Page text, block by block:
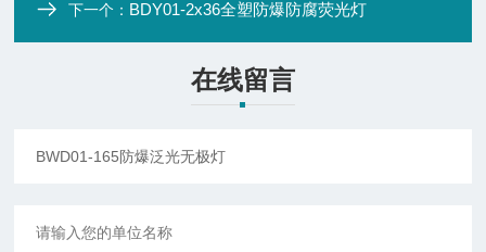
下一个： BDY01-2x36全塑防爆防腐荧光灯
在线留言